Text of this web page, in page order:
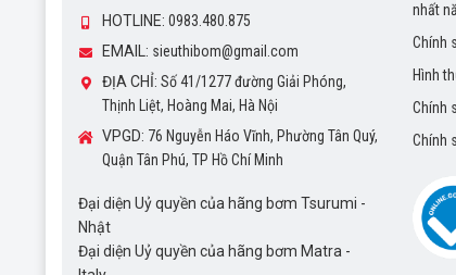
HOTLINE: 0983.480.875
EMAIL: sieuthibom@gmail.com
ĐỊA CHỈ: Số 41/1277 đường Giải Phóng,
Thịnh Liệt, Hoàng Mai, Hà Nội
VPGD: 76 Nguyễn Háo Vĩnh, Phường Tân Quý,
Quận Tân Phú, TP Hồ Chí Minh
Đại diện Uỷ quyền của hãng bơm Tsurumi -
Nhật
Đại diện Uỷ quyền của hãng bơm Matra -
nhất
Chính
Hình
Chính
Chính